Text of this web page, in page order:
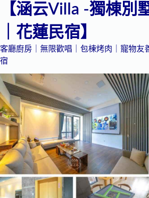
【涵云Villa -獨棟別
｜花蓮民宿】
客廳廚房｜無限歡唱｜包棟烤肉｜寵物友
宿